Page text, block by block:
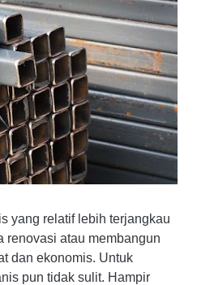
yang relatif lebih terjangkau
renovasi atau membangun
dan ekonomis. Untuk
pun tidak sulit. Hampir